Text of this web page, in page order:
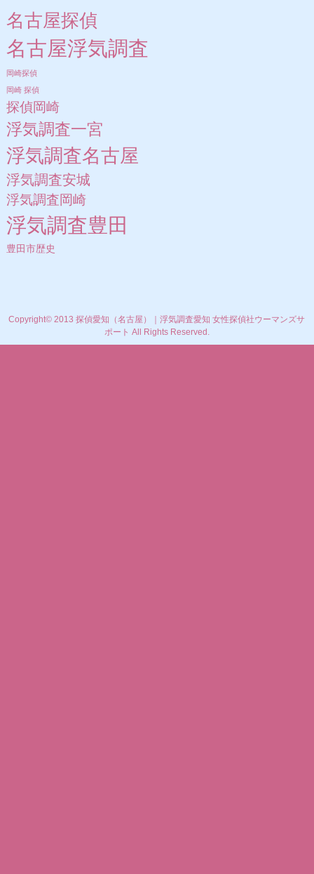
名古屋探偵
名古屋浮気調査
岡崎探偵
岡崎 探偵
探偵岡崎
浮気調査一宮
浮気調査名古屋
浮気調査安城
浮気調査岡崎
浮気調査豊田
豊田市歴史
Copyright© 2013 探偵愛知（名古屋）｜浮気調査愛知 女性探偵社ウーマンズサ
ポート All Rights Reserved.